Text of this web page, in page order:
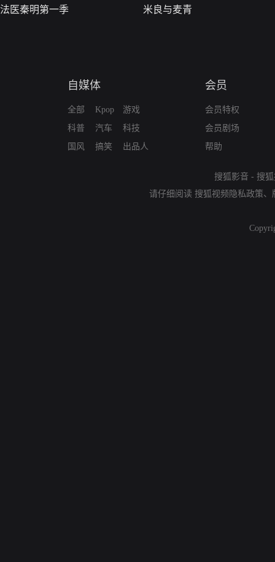
法医秦明第一季 米良与麦青
自媒体
全部
科普
国风
Kpop
汽车
搞笑
游戏
科技
出品人
会员
会员特权
会员剧场
帮助
搜狐影音 - 搜
请仔细阅读 搜狐视频隐私政策、